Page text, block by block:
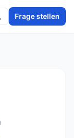
Frage stellen